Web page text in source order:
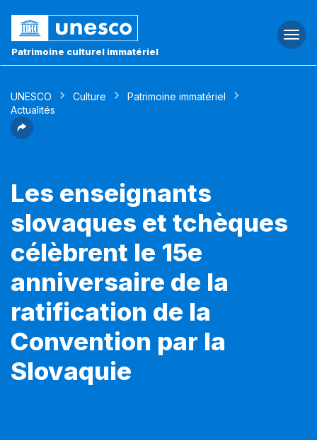
Patrimoine culturel immatériel
UNESCO Culture
Patrimoine immatériel
Actualités
Les enseignants
slovaques et tchèques
célèbrent le 15e
anniversaire de la
ratification de la
Convention par la
Slovaquie